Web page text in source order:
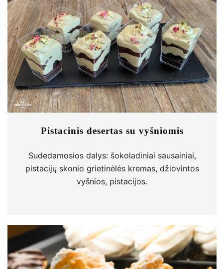
Pistacinis desertas su vyšniomis
Sudedamosios dalys: šokoladiniai sausainiai,
pistacijų skonio grietinėlės kremas, džiovintos
vyšnios, pistacijos.